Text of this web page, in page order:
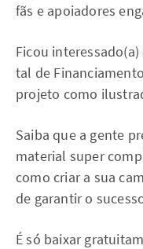
fãs e apoiadores
Ficou
tal de
projeto como
Saiba que a gente
material super
como criar a sua
de garantir o
É só baixar